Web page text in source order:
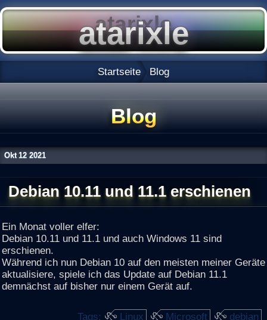
Startseite Blog
Blog
Okt 12 2021
Debian 10.11 und 11.1 erschienen
Ein Monat voller elfer:
Debian 10.11 und 11.1 und auch Windows 11 sind
erschienen.
Während ich nun Debian 10 auf den meisten meiner Geräte
aktualisiere, spiele ich das Update auf Debian 11.1
demnächst auf bisher nur einem Gerät auf.
Tags: Linux Microsoft debian